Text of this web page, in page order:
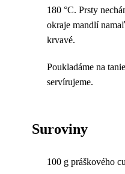
180 °C. Prsty
okraje mandlí
krvavé.
Poukladáme na
servírujeme.
Suroviny
100 g práškového